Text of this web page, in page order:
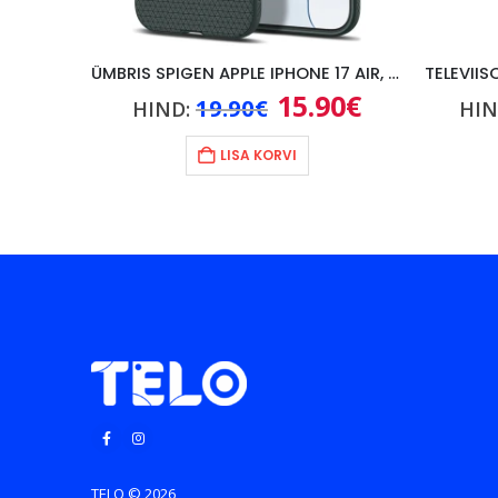
ÜMBRIS SPIGEN APPLE IPHONE 17 AIR, ROHELINE
HIND: 19.90€ Algne
hind
oli:
19.90€.
15.90€Praegune
hind
LISA KORVI